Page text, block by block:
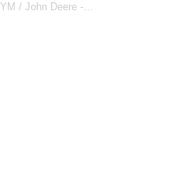
/ John Deere -…